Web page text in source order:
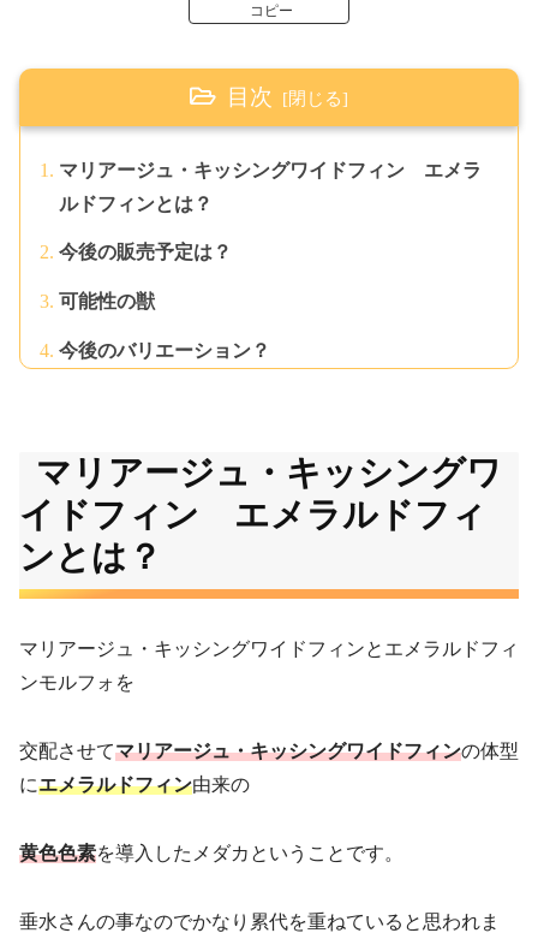
コピー
目次
マリアージュ・キッシングワイドフィン エメラ
ルドフィンとは？
今後の販売予定は？
可能性の獣
今後のバリエーション？
マリアージュ・キッシングワ
イドフィン エメラルドフィ
ンとは？
マリアージュ・キッシングワイドフィンとエメラルドフィ
ンモルフォを
交配させてマリアージュ・キッシングワイドフィンの体型
にエメラルドフィン由来の
黄色色素を導入したメダカということです。
垂水さんの事なのでかなり累代を重ねていると思われま